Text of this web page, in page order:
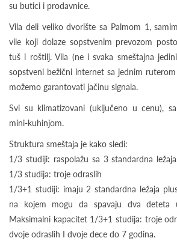
su butici i prodavnice.
Vila deli veliko dvorište sa Palmom 1,
vile koji dolaze sopstvenim prevozom
tuš i roštilj. Vila (ne i svaka smeštajna
sopstveni bežični internet sa jednim
možemo garantovati jačinu signala.
Svi su klimatizovani (uključeno u cenu),
mini-kuhinjom.
Struktura smeštaja je kako sledi:
1/3 studiji: raspolažu sa 3 standardna
1/3 studija: troje odraslih
1/3+1 studiji: imaju 2 standardna ležaja
na kojem mogu da spavaju dva deteta
Maksimalni kapacitet 1/3+1 studija: troje
dvoje odraslih I dvoje dece do 7 godina.